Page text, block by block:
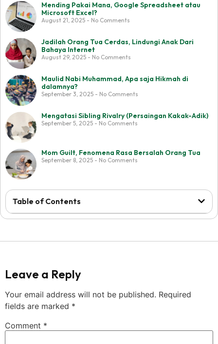
Mending Pakai Mana, Google Spreadsheet atau
Microsoft Excel?
August 21, 2025 No Comments
Jadilah Orang Tua Cerdas, Lindungi Anak Dari
Bahaya Internet
August 29, 2025 No Comments
Maulid Nabi Muhammad, Apa saja Hikmah di
dalamnya?
September 3, 2025 No Comments
Mengatasi Sibling Rivalry (Persaingan Kakak-Adik)
September 5, 2025 No Comments
Mom Guilt, Fenomena Rasa Bersalah Orang Tua
September 8, 2025 No Comments
Table of Contents
Leave a Reply
Your email address will not be published. Required
fields are marked *
Comment *